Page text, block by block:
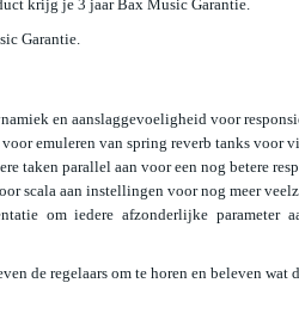
krijg je 3 jaar Bax Music Garantie.
Garantie.
en aanslaggevoeligheid voor
emuleren van spring reverb tanks voor
taken parallel aan voor een nog betere
scala aan instellingen voor nog meer
om iedere afzonderlijke
de regelaars om te horen en beleven wat